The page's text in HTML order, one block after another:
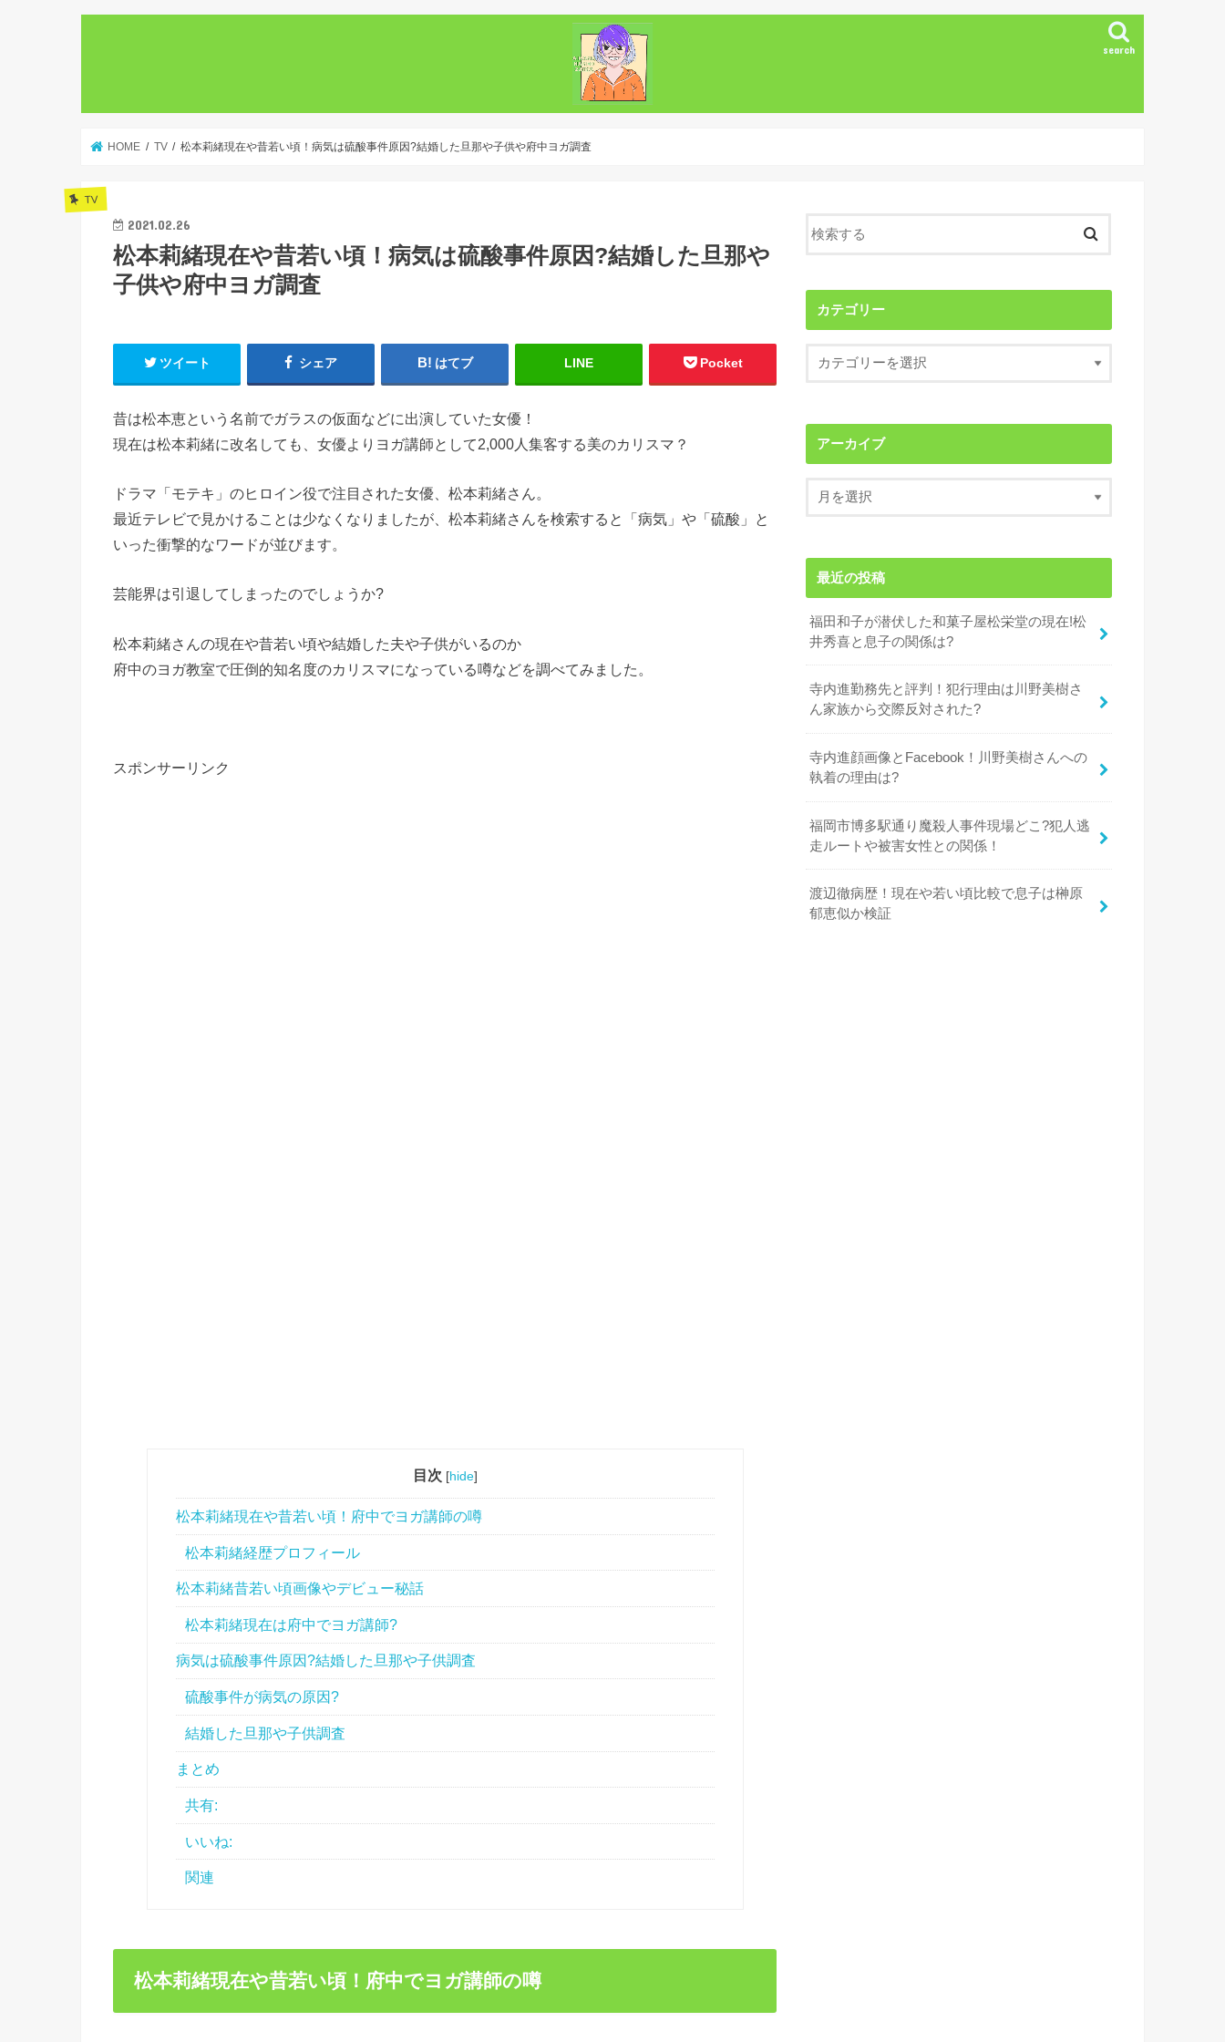
search
HOME TV 松本莉緒現在や昔若い頃！病気は硫酸事件原因?結婚した旦那や子供や府中ヨガ調査
TV
2021.02.26
松本莉緒現在や昔若い頃！病気は硫酸事件原因?結婚した旦那や
子供や府中ヨガ調査
ツイート シェア はてブ LINE Pocket
昔は松本恵という名前でガラスの仮面などに出演していた女優！
現在は松本莉緒に改名しても、女優よりヨガ講師として2,000人集客する美のカリスマ？
ドラマ「モテキ」のヒロイン役で注目された女優、松本莉緒さん。
最近テレビで見かけることは少なくなりましたが、松本莉緒さんを検索すると「病気」や「硫酸」と
いった衝撃的なワードが並びます。
芸能界は引退してしまったのでしょうか?
松本莉緒さんの現在や昔若い頃や結婚した夫や子供がいるのか
府中のヨガ教室で圧倒的知名度のカリスマになっている噂などを調べてみました。
スポンサーリンク
目次 [hide]
松本莉緒現在や昔若い頃！府中でヨガ講師の噂
松本莉緒経歴プロフィール
松本莉緒昔若い頃画像やデビュー秘話
松本莉緒現在は府中でヨガ講師?
病気は硫酸事件原因?結婚した旦那や子供調査
硫酸事件が病気の原因?
結婚した旦那や子供調査
まとめ
共有:
いいね:
関連
松本莉緒現在や昔若い頃！府中でヨガ講師の噂
カテゴリー
アーカイブ
最近の投稿
福田和子が潜伏した和菓子屋松栄堂の現在!松
井秀喜と息子の関係は?
寺内進勤務先と評判！犯行理由は川野美樹さ
ん家族から交際反対された?
寺内進顔画像とFacebook！川野美樹さんへの
執着の理由は?
福岡市博多駅通り魔殺人事件現場どこ?犯人逃
走ルートや被害女性との関係！
渡辺徹病歴！現在や若い頃比較で息子は榊原
郁恵似か検証